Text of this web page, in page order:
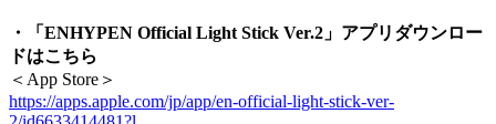
・「ENHYPEN Official Light Stick Ver.2」アプリダウンロー
ドはこちら
＜App Store＞
https://apps.apple.com/jp/app/en-official-light-stick-ver-